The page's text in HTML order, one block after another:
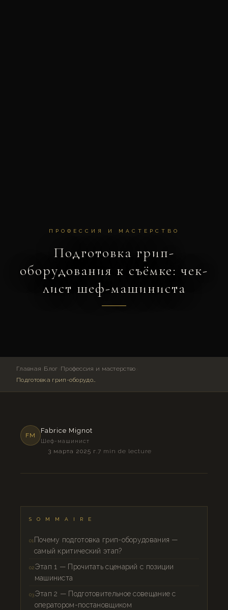
ПРОФЕССИЯ И МАСТЕРСТВО
Подготовка грип-
оборудования к съёмке: чек-
лист шеф-машиниста
Главная Блог Профессия и мастерство
Подготовка грип-оборудования к съёмке: чек-лист шеф-машиниста
FM
Fabrice Mignot
Шеф-машинист
3 марта 2025 г.7 min de lecture
SOMMAIRE
Почему подготовка грип-оборудования —
самый критический этап?
Этап 1 — Прочитать сценарий с позиции
машиниста
Этап 2 — Подготовительное совещание с
оператором-постановщиком